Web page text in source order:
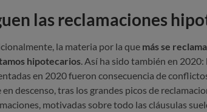
las reclamaciones
la materia por la que más se
hipotecarios. Así ha sido también en
en 2020 fueron consecuencia de
en descenso, tras los grandes picos de
motivadas sobre todo las cláusulas